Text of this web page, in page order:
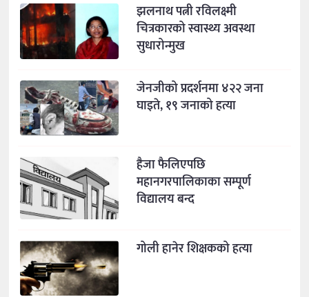
झलनाथ पत्नी रविलक्ष्मी
चित्रकारको स्वास्थ्य अवस्था
सुधारोन्मुख
जेनजीको प्रदर्शनमा ४२२ जना
घाइते, १९ जनाको हत्या
हैजा फैलिएपछि
महानगरपालिकाका सम्पूर्ण
विद्यालय बन्द
गोली हानेर शिक्षकको हत्या